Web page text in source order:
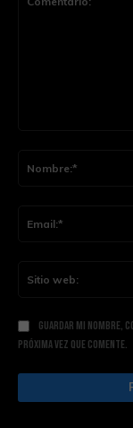
Guardar mi nombre,
próxima vez que comente.